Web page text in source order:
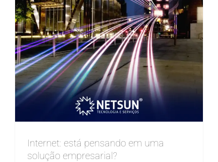
Internet: está pensando em uma
solução empresarial?